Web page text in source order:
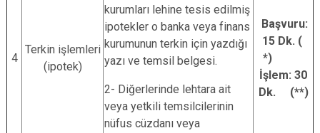
4
Terkin işlemleri
(ipotek)
kurumları lehine tesis edilmiş
ipotekler o banka veya finans
kurumunun terkin için yazdığı
yazı ve temsil belgesi.
2- Diğerlerinde lehtara ait
veya yetkili temsilcilerinin
nüfus cüzdanı veya
Başvuru:
15 Dk. (
*)
İşlem: 30
Dk. (**)